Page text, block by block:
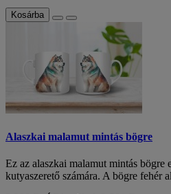
Kosárba
Alaszkai malamut mintás bögre
Ez az alaszkai malamut mintás bögre
kutyaszerető számára. A bögre fehér